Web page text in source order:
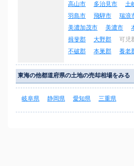
高山市
多治見市 土
羽島市
飛騨市 瑞浪
美濃加茂市
美濃市
揖斐郡
大野郡 可児
不破郡
本巣郡 養老
東海の他都道府県の土地の売却相場をみる
岐阜県 静岡県 愛知県 三重県